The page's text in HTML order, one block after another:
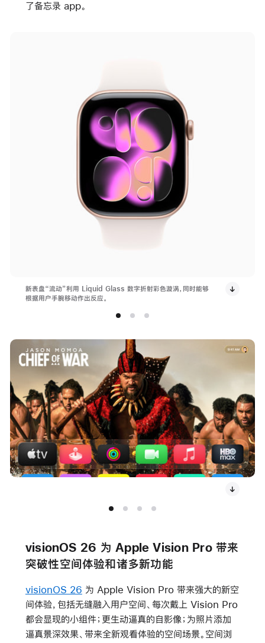
了备忘录 app。
新表盘“流动”利用 Liquid Glass 数字折射彩色漩涡，同时能够
根据用户手腕移动作出反应。
visionOS 26 为 Apple Vision Pro 带来
突破性空间体验和诸多新功能
visionOS 26 为 Apple Vision Pro 带来强大的新空
间体验，包括无缝融入用户空间、每次戴上 Vision Pro
都会显现的小组件；更生动逼真的自影像；为照片添加
逼真景深效果、带来全新观看体验的空间场景。空间浏